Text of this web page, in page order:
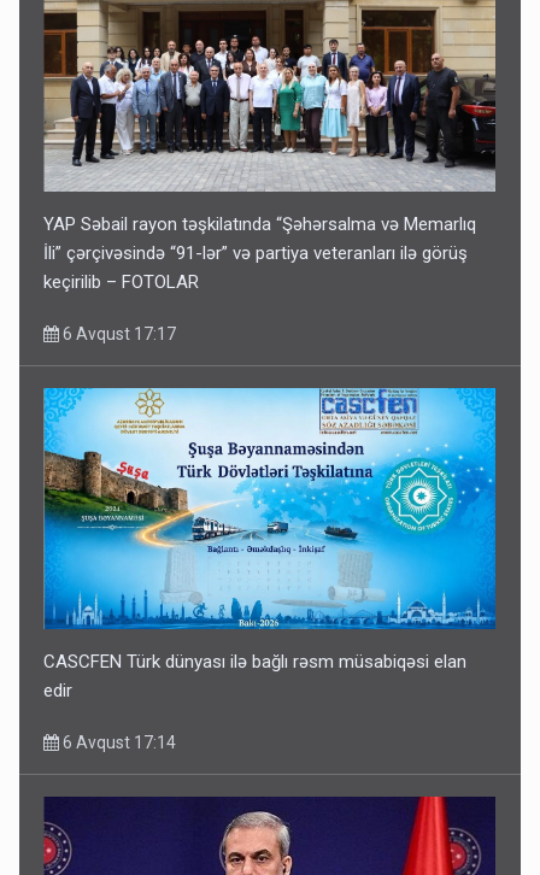
YAP Səbail rayon təşkilatında “Şəhərsalma və Memarlıq
İli” çərçivəsində “91-lər” və partiya veteranları ilə görüş
keçirilib – FOTOLAR
6 Avqust 17:17
CASCFEN Türk dünyası ilə bağlı rəsm müsabiqəsi elan
edir
6 Avqust 17:14